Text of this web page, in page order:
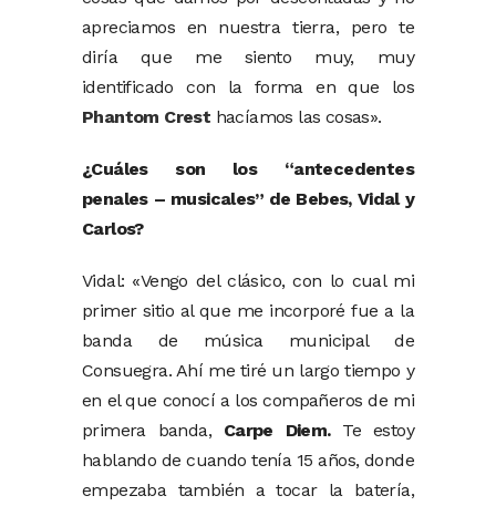
apreciamos en nuestra tierra, pero te
diría que me siento muy, muy
identificado con la forma en que los
Phantom Crest hacíamos las cosas».
¿Cuáles son los “antecedentes
penales – musicales” de Bebes, Vidal y
Carlos?
Vidal: «Vengo del clásico, con lo cual mi
primer sitio al que me incorporé fue a la
banda de música municipal de
Consuegra. Ahí me tiré un largo tiempo y
en el que conocí a los compañeros de mi
primera banda, Carpe Diem.Te estoy
hablando de cuando tenía 15 años, donde
empezaba también a tocar la batería,